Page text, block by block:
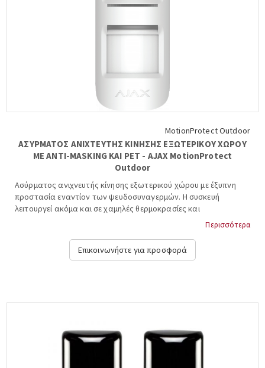
MotionProtect Outdoor
ΑΣΥΡΜΑΤΟΣ ΑΝΙΧΤΕΥΤΗΣ ΚΙΝΗΣΗΣ ΕΞΩΤΕΡΙΚΟΥ ΧΩΡΟΥ
ΜΕ ANTI-MASKING ΚΑΙ PET - AJAX MotionProtect
Outdoor
Ασύρματος ανιχνευτής κίνησης εξωτερικού χώρου με έξυπνη
προστασία εναντίον των ψευδοσυναγερμών. Η συσκευή
λειτουργεί ακόμα και σε χαμηλές θερμοκρασίες και
Περισσότερα
Επικοινωνήστε για προσφορά